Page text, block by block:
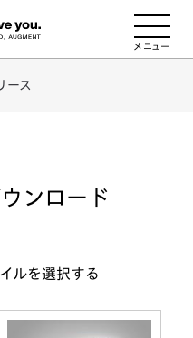
ース
ンロード
ルを選択する